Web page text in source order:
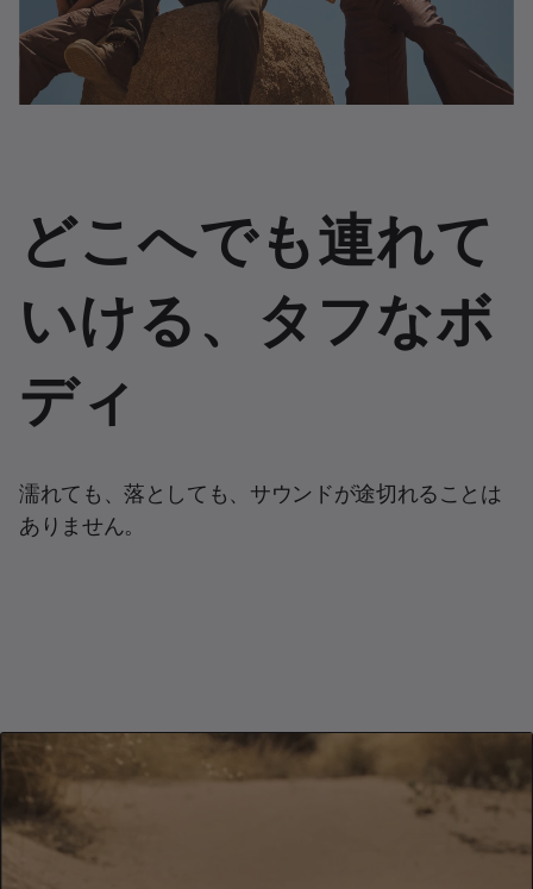
どこへでも連れて
いける、タフなボ
ディ
濡れても、落としても、サウンドが途切れることは
ありません。